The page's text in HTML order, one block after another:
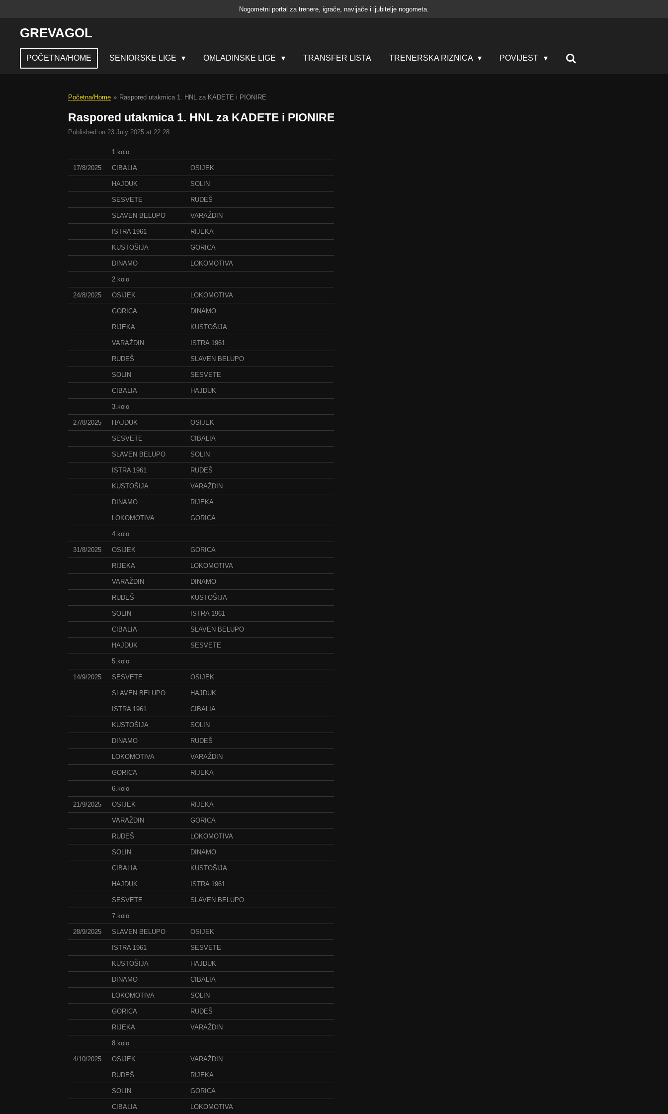
Nogometni portal za trenere, igrače, navijače i ljubitelje nogometa.
GREVAGOL
POČETNA/HOME SENIORSKE LIGE OMLADINSKE LIGE TRANSFER LISTA TRENERSKA RIZNICA POVIJEST
Početna/Home » Raspored utakmica 1. HNL za KADETE i PIONIRE
Raspored utakmica 1. HNL za KADETE i PIONIRE
Published on 23 July 2025 at 22:28
1.kolo
17/8/2025 CIBALIA OSIJEK
HAJDUK SOLIN
SESVETE RUDEŠ
SLAVEN BELUPO VARAŽDIN
ISTRA 1961 RIJEKA
KUSTOŠIJA GORICA
DINAMO LOKOMOTIVA
2.kolo
24/8/2025 OSIJEK LOKOMOTIVA
GORICA DINAMO
RIJEKA KUSTOŠIJA
VARAŽDIN ISTRA 1961
RUDEŠ SLAVEN BELUPO
SOLIN SESVETE
CIBALIA HAJDUK
3.kolo
27/8/2025 HAJDUK OSIJEK
SESVETE CIBALIA
SLAVEN BELUPO SOLIN
ISTRA 1961 RUDEŠ
KUSTOŠIJA VARAŽDIN
DINAMO RIJEKA
LOKOMOTIVA GORICA
4.kolo
31/8/2025 OSIJEK GORICA
RIJEKA LOKOMOTIVA
VARAŽDIN DINAMO
RUDEŠ KUSTOŠIJA
SOLIN ISTRA 1961
CIBALIA SLAVEN BELUPO
HAJDUK SESVETE
5.kolo
14/9/2025 SESVETE OSIJEK
SLAVEN BELUPO HAJDUK
ISTRA 1961 CIBALIA
KUSTOŠIJA SOLIN
DINAMO RUDEŠ
LOKOMOTIVA VARAŽDIN
GORICA RIJEKA
6.kolo
21/9/2025 OSIJEK RIJEKA
VARAŽDIN GORICA
RUDEŠ LOKOMOTIVA
SOLIN DINAMO
CIBALIA KUSTOŠIJA
HAJDUK ISTRA 1961
SESVETE SLAVEN BELUPO
7.kolo
28/9/2025 SLAVEN BELUPO OSIJEK
ISTRA 1961 SESVETE
KUSTOŠIJA HAJDUK
DINAMO CIBALIA
LOKOMOTIVA SOLIN
GORICA RUDEŠ
RIJEKA VARAŽDIN
8.kolo
4/10/2025 OSIJEK VARAŽDIN
RUDEŠ RIJEKA
SOLIN GORICA
CIBALIA LOKOMOTIVA